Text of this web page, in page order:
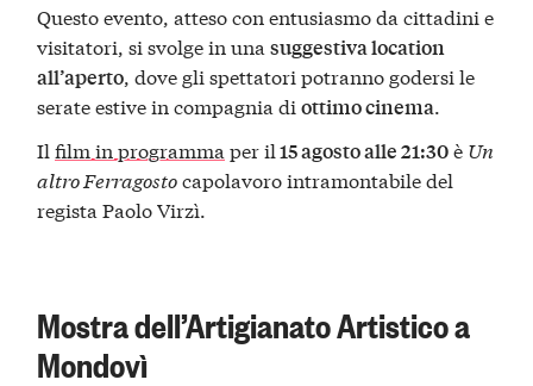
Questo evento, atteso con entusiasmo da cittadini e
visitatori, si svolge in unasuggestiva location
all’aperto, dove gli spettatori potranno godersi le
serate estive in compagnia diottimo cinema.
Ilfilm in programma per il15 agosto alle 21:30è Un
altro Ferragostocapolavoro intramontabile del
regista Paolo Virzì.
Mostra dell’Artigianato Artistico a
Mondovì